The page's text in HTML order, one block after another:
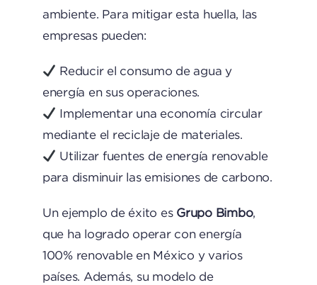
ambiente. Para mitigar esta huella, las
empresas pueden:
Reducir el consumo de agua y
energía en sus operaciones.
Implementar una economía circular
mediante el reciclaje de materiales.
Utilizar fuentes de energía renovable
para disminuir las emisiones de carbono.
Un ejemplo de éxito es Grupo Bimbo,
que ha logrado operar con energía
100% renovable en México y varios
países. Además, su modelo de